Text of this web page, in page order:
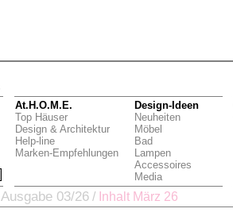
At.H.O.M.E.
Top Häuser
Design & Architektur
Help-line
Marken-Empfehlungen
Design-Ideen
Neuheiten
Möbel
Bad
Lampen
Accessoires
Media
Ausgabe 03/26 / Inhalt März 26